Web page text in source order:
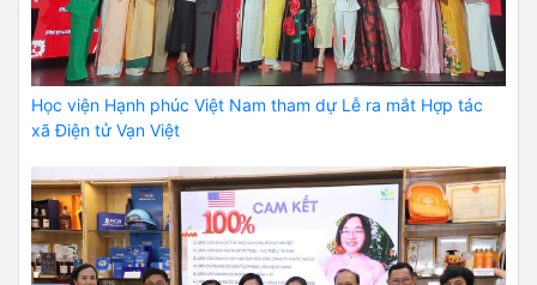
Học viện Hạnh phúc Việt Nam tham dự Lễ ra mắt Hợp tác
xã Điện tử Vạn Việt